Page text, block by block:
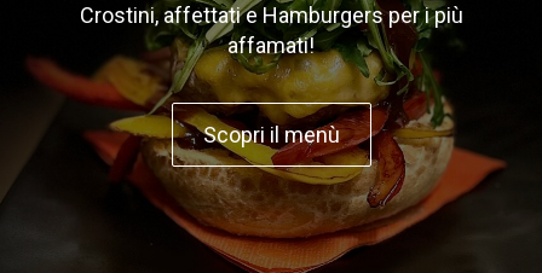
Crostini, affettati e Hamburgers per i più
affamati!
Scopri il menù